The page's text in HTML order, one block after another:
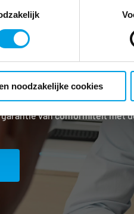
noodzakelijke cookies
contact
die niet alleen expertise
van conformiteit met